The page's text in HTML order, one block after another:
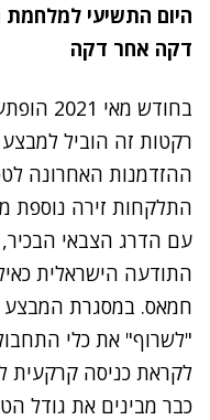
היום התשיעי
דקה אחר דקה
בחודש
רקטות זה הוביל
ההזדמנות האחרונה
התלקחות זירה נוספת
עם הדרג הצבאי
התודעה הישראלית
חמאס. במסגרת המבצע
"לשרוף" את כלי
לקראת כניסה קרקעית
כבר מבינים את גודל